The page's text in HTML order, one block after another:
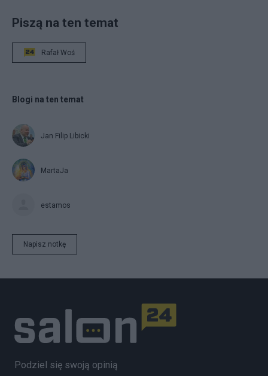
Piszą na ten temat
Rafał Woś
Blogi na ten temat
Jan Filip Libicki
MartaJa
estamos
Napisz notkę
Podziel się swoją opinią